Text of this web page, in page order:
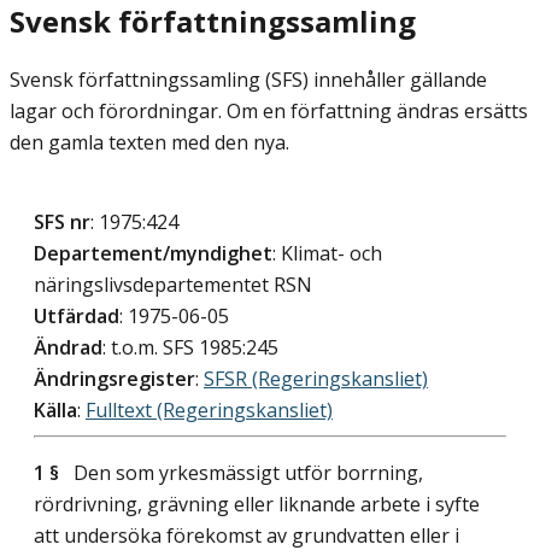
Svensk författningssamling
Svensk författningssamling (SFS) innehåller gällande
lagar och förordningar. Om en författning ändras ersätts
den gamla texten med den nya.
SFS nr: 1975:424
Departement/myndighet: Klimat- och
näringslivsdepartementet RSN
Utfärdad: 1975-06-05
Ändrad: t.o.m. SFS 1985:245
Ändringsregister: SFSR (Regeringskansliet)
Källa: Fulltext (Regeringskansliet)
1 § Den som yrkesmässigt utför borrning,
rördrivning, grävning eller liknande arbete i syfte
att undersöka förekomst av grundvatten eller i